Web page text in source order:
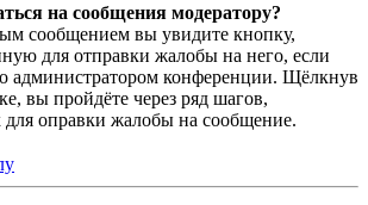
на сообщения модератору?
сообщением вы увидите кнопку,
для отправки жалобы на него, если
администратором конференции. Щёлкнув
вы пройдёте через ряд шагов,
оправки жалобы на сообщение.